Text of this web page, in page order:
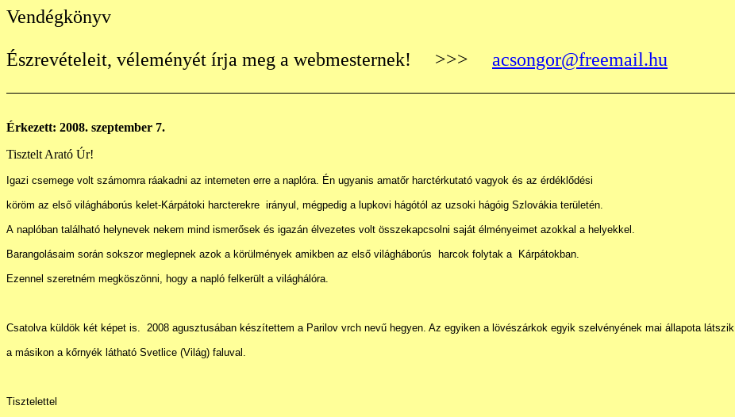
Vendégkönyv
Észrevételeit, véleményét írja meg a webmesternek! >>> acsongor@freemail.hu
Érkezett: 2008. szeptember 7.
Tisztelt Arató Úr!
Igazi csemege volt számomra ráakadni az interneten erre a naplóra. Én ugyanis amatőr harctérkutató vagyok és az érdéklődési
köröm az első világháborús kelet-Kárpátoki harcterekre irányul, mégpedig a lupkovi hágótól az uzsoki hágóig Szlovákia területén.
A naplóban található helynevek nekem mind ismerősek és igazán élvezetes volt összekapcsolni saját élményeimet azokkal a helyekkel.
Barangolásaim során sokszor meglepnek azok a körülmények amikben az első világháborús harcok folytak a Kárpátokban.
Ezennel szeretném megköszönni, hogy a napló felkerült a világhálóra.
Csatolva küldök két képet is. 2008 agusztusában készítettem a Parilov vrch nevű hegyen. Az egyiken a lövészárkok egyik szelvényének mai állapota látszik
a másikon a kőrnyék látható Svetlice (Világ) faluval.
Tisztelettel